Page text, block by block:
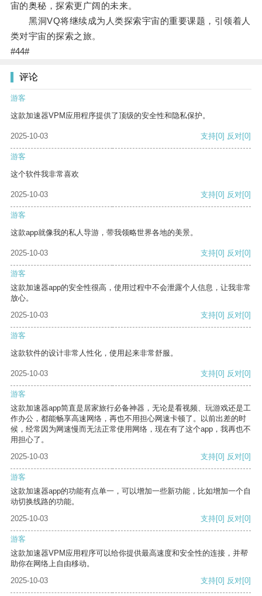
宙的奥秘，探索更广阔的未来。
黑洞VQ将继续成为人类探索宇宙的重要课题，引领着人
类对宇宙的探索之旅。
#44#
评论
游客
这款加速器VPM应用程序提供了顶级的安全性和隐私保护。
2025-10-03 支持[0] 反对[0]
游客
这个软件我非常喜欢
2025-10-03 支持[0] 反对[0]
游客
这款app就像我的私人导游，带我领略世界各地的美景。
2025-10-03 支持[0] 反对[0]
游客
这款加速器app的安全性很高，使用过程中不会泄露个人信息，让我非常
放心。
2025-10-03
支持[0] 反对[0]
游客
这款软件的设计非常人性化，使用起来非常舒服。
2025-10-03 支持[0] 反对[0]
游客
这款加速器app简直是居家旅行必备神器，无论是看视频、玩游戏还是工
作办公，都能畅享高速网络，再也不用担心网速卡顿了。以前出差的时
候，经常因为网速慢而无法正常使用网络，现在有了这个app，我再也不
用担心了。
2025-10-03
支持[0] 反对[0]
游客
这款加速器app的功能有点单一，可以增加一些新功能，比如增加一个自
动切换线路的功能。
2025-10-03
支持[0] 反对[0]
游客
这款加速器VPM应用程序可以给你提供最高速度和安全性的连接，并帮
助你在网络上自由移动。
2025-10-03
支持[0] 反对[0]